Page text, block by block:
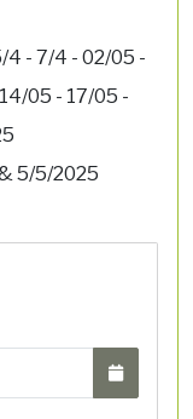
- 7/4 - 02/05 -
05 - 17/05 -
5/5/2025